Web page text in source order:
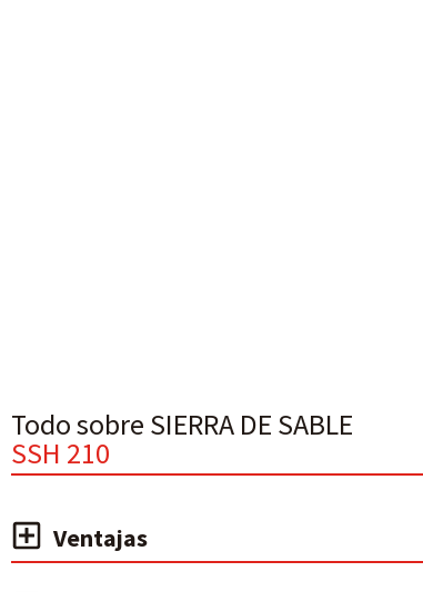
Todo sobre SIERRA DE SABLE
SSH 210
Ventajas